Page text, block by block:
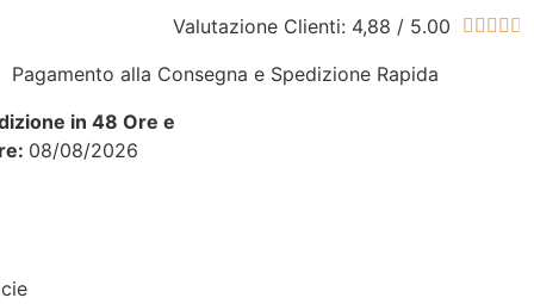
Valutazione Clienti: 4,88 / 5.00     
Pagamento alla Consegna e Spedizione Rapida
in 48 Ore e
08/08/2026